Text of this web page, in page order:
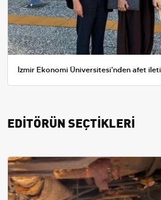
İzmir Ekonomi Üniversitesi'nden afet
EDİTÖRÜN SEÇTİKLERİ